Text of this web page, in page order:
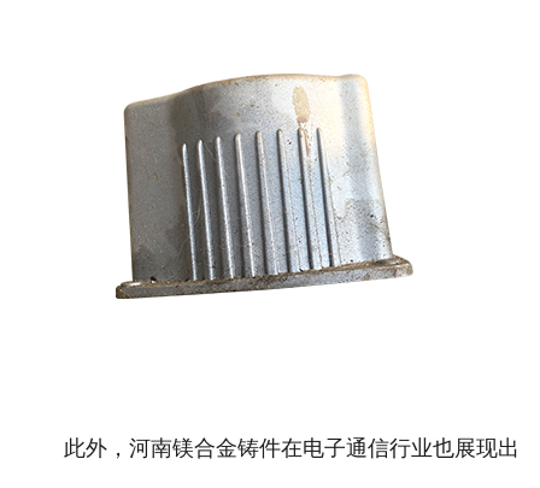
此外，河南镁合金铸件在电子通信行业也展现出